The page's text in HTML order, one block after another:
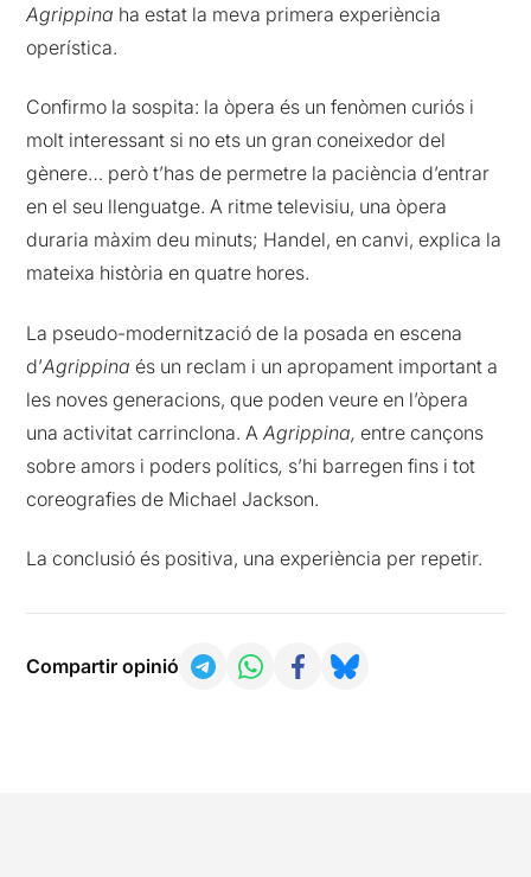
Agrippina ha estat la meva primera experiència
operística.
Confirmo la sospita: la òpera és un fenòmen curiós i
molt interessant si no ets un gran coneixedor del
gènere… però t’has de permetre la paciència d’entrar
en el seu llenguatge. A ritme televisiu, una òpera
duraria màxim deu minuts; Handel, en canvi, explica la
mateixa història en quatre hores.
La pseudo-modernització de la posada en escena
d’Agrippina és un reclam i un apropament important a
les noves generacions, que poden veure en l’òpera
una activitat carrinclona. AAgrippina, entre cançons
sobre amors i poders polítics, s’hi barregen fins i tot
coreografies de Michael Jackson.
La conclusió és positiva, una experiència per repetir.
Compartir opinió